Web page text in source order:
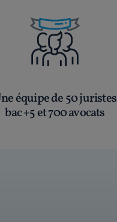
équipe de 50 juristes
bac +5 et 700 avocats